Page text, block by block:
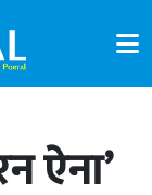
ऐना’